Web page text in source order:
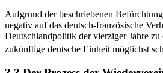
Aufgrund der beschriebenen
negativ auf das deutsch-französische
Deutschlandpolitik der vierziger Jahre
zukünftige deutsche Einheit möglichst